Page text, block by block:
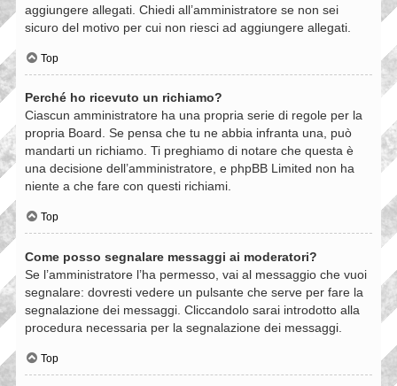
aggiungere allegati. Chiedi all’amministratore se non sei
sicuro del motivo per cui non riesci ad aggiungere allegati.
Top
Perché ho ricevuto un richiamo?
Ciascun amministratore ha una propria serie di regole per la
propria Board. Se pensa che tu ne abbia infranta una, può
mandarti un richiamo. Ti preghiamo di notare che questa è
una decisione dell’amministratore, e phpBB Limited non ha
niente a che fare con questi richiami.
Top
Come posso segnalare messaggi ai moderatori?
Se l’amministratore l’ha permesso, vai al messaggio che vuoi
segnalare: dovresti vedere un pulsante che serve per fare la
segnalazione dei messaggi. Cliccandolo sarai introdotto alla
procedura necessaria per la segnalazione dei messaggi.
Top